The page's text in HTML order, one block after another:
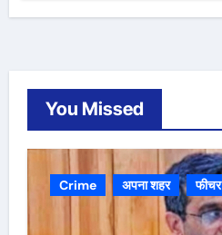
You Missed
Crime अपना शहर फीचर